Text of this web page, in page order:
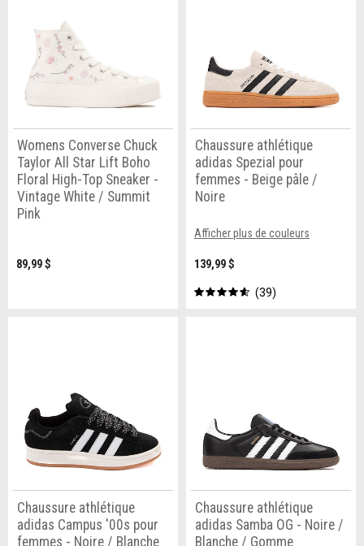
Womens Converse Chuck
Taylor All Star Lift Boho
Floral High-Top Sneaker -
Vintage White / Summit
Pink
89,99 $
Chaussure athlétique
adidas Spezial pour
femmes - Beige pâle /
Noire
Afficher plus de couleurs
139,99 $
39
Chaussure athlétique
adidas Campus '00s pour
femmes - Noire / Blanche
Chaussure athlétique
adidas Samba OG - Noire /
Blanche / Gomme